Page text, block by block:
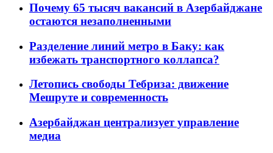
Почему 65 тысяч вакансий в Азербайджане
остаются незаполненными
Разделение линий метро в Баку: как
избежать транспортного коллапса?
Летопись свободы Тебриза: движение
Мешруте и современность
Азербайджан централизует управление
медиа